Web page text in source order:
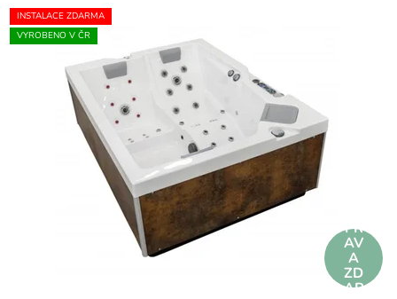
INSTALACE ZDARMA
VYROBENO V ČR
PR
AV
A
ZD
AR